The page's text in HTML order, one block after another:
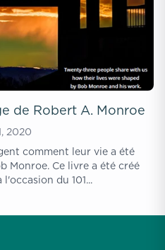
de Robert A. Monroe
2020
comment leur vie a été
Monroe. Ce livre a été créé
du 101...